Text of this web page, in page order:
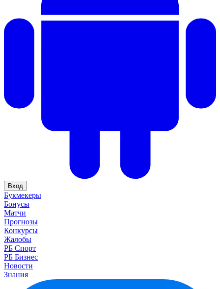
Вход
Букмекеры
Бонусы
Матчи
Прогнозы
Конкурсы
Жалобы
РБ Спорт
РБ Бизнес
Новости
Знания